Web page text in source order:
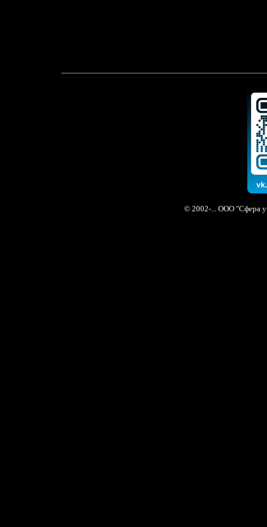
© 2002-... ООО "Сфера